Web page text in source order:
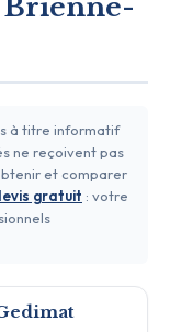
Brienne-
à titre informatif
ne reçoivent pas
et comparer
gratuit : votre